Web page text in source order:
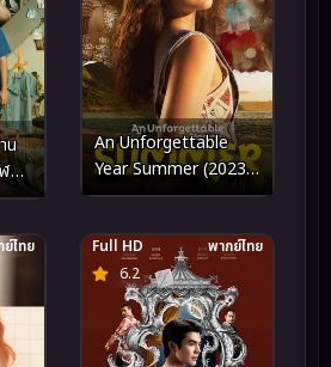
น
An Unforgettable
Year Summer (2023)
ปีที่ไม่อาจลืมเลือน ฤดูร้อน
ไทย
6.2
Full HD พากย์ไทย